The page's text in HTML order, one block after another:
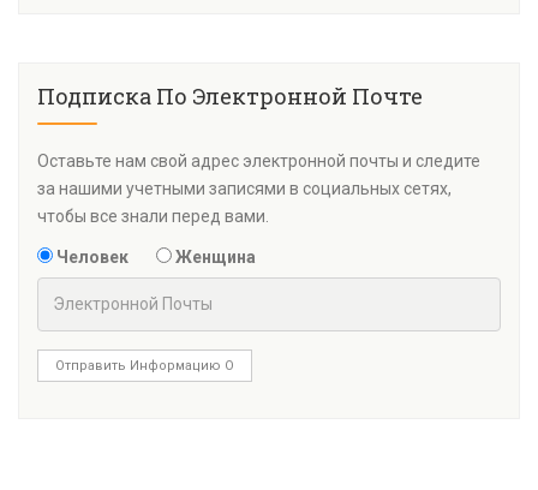
Подписка По Электронной Почте
Оставьте нам свой адрес электронной почты и следите
за нашими учетными записями в социальных сетях,
чтобы все знали перед вами.
Человек Женщина
Отправить Информацию О